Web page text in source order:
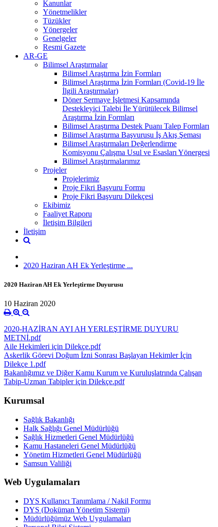
Kanunlar
Yönetmelikler
Tüzükler
Yönergeler
Genelgeler
Resmi Gazete
AR-GE
Bilimsel Araştırmalar
Bilimsel Araştırma İzin Formları
Bilimsel Araştırma İzin Formları (Covid-19 İle
İlgili Araştırmalar)
Döner Sermaye İşletmesi Kapsamında
Destekleyici Talebi İle Yürütülecek Bilimsel
Araştırma İzin Formları
Bilimsel Araştırma Destek Puanı Talep Formları
Bilimsel Araştırma Başvurusu İş Akış Şeması
Bilimsel Araştırmaları Değerlendirme
Komisyonu Çalışma Usul ve Esasları Yönergesi
Bilimsel Araştırmalarımız
Projeler
Projelerimiz
Proje Fikri Başvuru Formu
Proje Fikri Başvuru Dilekçesi
Ekibimiz
Faaliyet Raporu
İletişim Bilgileri
İletişim
2020 Haziran AH Ek Yerleştirme ...
2020 Haziran AH Ek Yerleştirme Duyurusu
10 Haziran 2020
2020-HAZİRAN AYI AH YERLEŞTİRME DUYURU
METNİ.pdf
Aile Hekimleri için Dilekçe.pdf
Askerlik Görevi Doğum İzni Sonrası Başlayan Hekimler İçin
Dilekçe 1.pdf
Bakanlığımız ve Diğer Kamu Kurum ve Kuruluşlatrında Çalışan
Tabip-Uzman Tabipler için Dilekçe.pdf
Kurumsal
Sağlık Bakanlığı
Halk Sağlığı Genel Müdürlüğü
Sağlık Hizmetleri Genel Müdürlüğü
Kamu Hastaneleri Genel Müdürlüğü
Yönetim Hizmetleri Genel Müdürlüğü
Samsun Valiliği
Web Uygulamaları
DYS Kullanıcı Tanımlama / Nakil Formu
DYS (Doküman Yönetim Sistemi)
Müdürlüğümüz Web Uygulamaları